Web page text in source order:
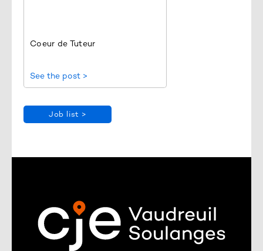
Coeur de Tuteur
See the post >
Job list >